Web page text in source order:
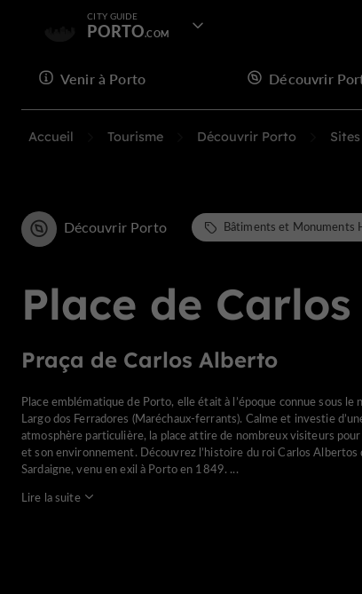
CITY GUIDE
PORTO
Venir à Porto Découvrir
Accueil Tourisme Découvrir Porto
Place de
Praça de Carlos Alberto
Découvrir Porto Bâtiments et Monuments
Place emblématique de Porto, elle était à l’époque connue sous le
Largo dos Ferradores (Maréchaux-ferrants). Calme et investie
atmosphère particulière, la place attire de nombreux visiteurs
et son environnement. Découvrez l’histoire du roi Carlos Albertos
Sardaigne, venu en exil à Porto en 1849. ...
Lire la suite